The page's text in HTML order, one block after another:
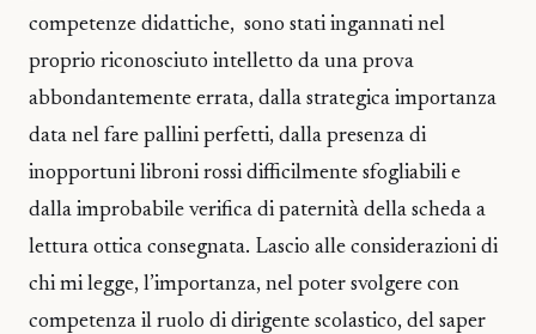
competenze didattiche, sono stati ingannati nel
proprio riconosciuto intelletto da una prova
abbondantemente errata, dalla strategica importanza
data nel fare pallini perfetti, dalla presenza di
inopportuni libroni rossi difficilmente sfogliabili e
dalla improbabile verifica di paternità della scheda a
lettura ottica consegnata. Lascio alle considerazioni di
chi mi legge, l’importanza, nel poter svolgere con
competenza il ruolo di dirigente scolastico, del saper